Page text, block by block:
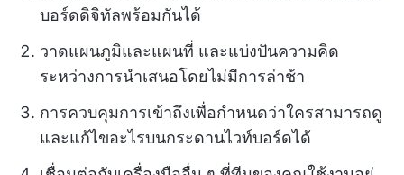
บอร์ดดิจิทัลพร้อมกันได้
วาดแผนภูมิและแผนที่ และแบ่งปันความคิด
ระหว่างการนำเสนอโดยไม่มีการล่าช้า
การควบคุมการเข้าถึงเพื่อกำหนดว่าใครสามารถดู
และแก้ไขอะไรบนกระดานไวท์บอร์ดได้